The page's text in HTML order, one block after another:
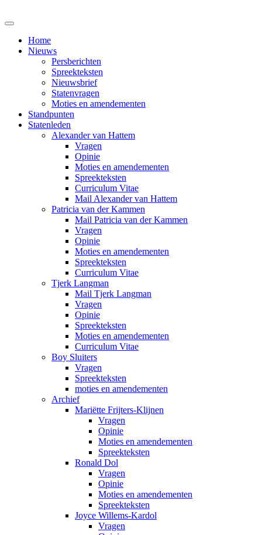
Home
Nieuws
Persberichten
Spreekteksten
Nieuwsbrief
Statenvragen
Moties en amendementen
Standpunten
Statenleden
Alexander van Hattem
Vragen
Opinie
Moties en amendementen
Spreekteksten
Curriculum Vitae
Mail Alexander van Hattem
Patricia van der Kammen
Mail Patricia van der Kammen
Vragen
Opinie
Moties en amendementen
Spreekteksten
Curriculum Vitae
Tjerk Langman
Mail Tjerk Langman
Vragen
Opinie
Spreekteksten
Moties en amendementen
Curriculum Vitae
Boy Sluiters
Vragen
Spreekteksten
moties en amendementen
Archief
Mariëtte Frijters-Klijnen
Vragen
Opinie
Moties en amendementen
Spreekteksten
Ronald Dol
Vragen
Opinie
Moties en amendementen
Spreekteksten
Joyce Willems-Kardol
Vragen